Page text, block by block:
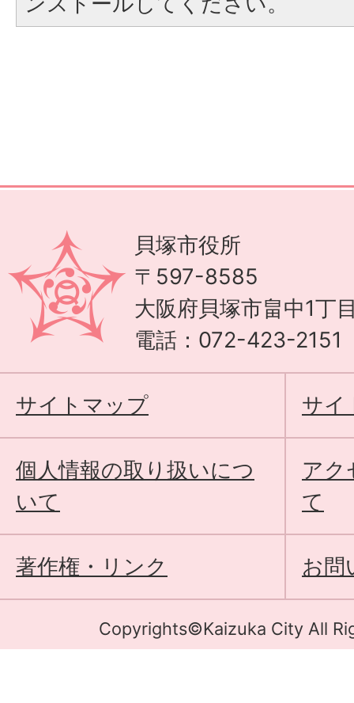
貝塚市役所
〒597-8585
大阪府貝塚市畠中1丁
電話：072-423-2151
サイトマップ サイ
個人情報の取り扱いにつ
いて
アク
て
著作権・リンク お問
Copyrights©Kaizuka City All